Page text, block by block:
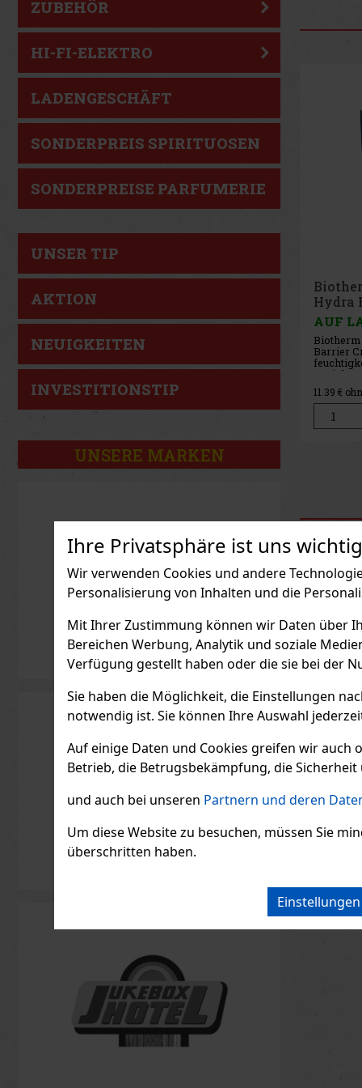
Ihre Privatsphäre ist uns
Wir verwenden Cookies und andere
Personalisierung von Inhalten und die
Mit Ihrer Zustimmung können wir Daten über
Bereichen Werbung, Analytik und soziale
Verfügung gestellt haben oder die sie bei der
Sie haben die Möglichkeit, die Einstellungen
notwendig ist. Sie können Ihre Auswahl
Auf einige Daten und Cookies greifen wir
Betrieb, die Betrugsbekämpfung, die Sicherheit
und auch bei unseren Partnern und deren
Um diese Website zu besuchen, müssen Sie
überschritten haben.
ZUBEHÖR
HI-FI-ELEKTRO
LADENGESCHÄFT
SONDERPREIS SPIRITUOSEN
SONDERPREISE PARFUMERIE
UNSER TIP
AKTION
NEUIGKEITEN
INVESTITIONSTIP
UNSERE MARKEN
Kylie
AUF
Kylie
ist ein
Set, das
die
und
möchten.
Design
32.98€
OPI
AUF
OPI
Polish
Designs
Ihrem
Touch